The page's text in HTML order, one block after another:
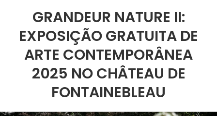
GRANDEUR NATURE II:
EXPOSIÇÃO GRATUITA DE
ARTE CONTEMPORÂNEA
2025 NO CHÂTEAU DE
FONTAINEBLEAU